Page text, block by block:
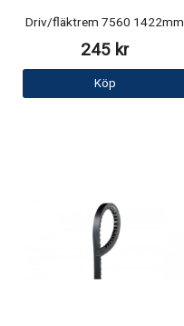
Driv/fläktrem 7560 1422mm
245 kr
Köp